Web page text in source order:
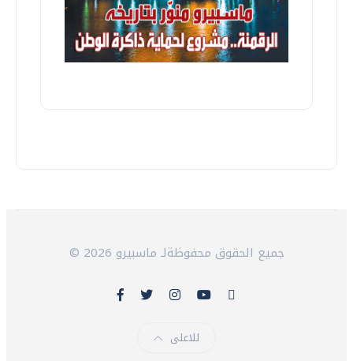
© 2026 جميع الحقوق محفوظةلـ ماسبيرو
للاعلى